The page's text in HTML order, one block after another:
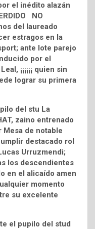
el inédito alazán
NO
del laureado
estragos en la
ante lote parejo
por el
¡¡¡¡¡¡ quien sin
lograr su primera
del stu La
zaino entrenado
de notable
destacado rol
Urruzmendi;
los descendientes
en el alicaído amen
momento
su excelente
el pupilo del stud